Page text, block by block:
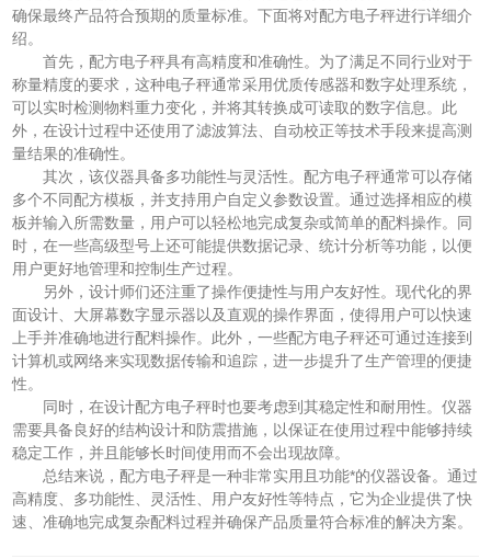
确保最终产品符合预期的质量标准。下面将对配方电子秤进行详细介
绍。
首先，配方电子秤具有高精度和准确性。为了满足不同行业对于
称量精度的要求，这种电子秤通常采用优质传感器和数字处理系统，
可以实时检测物料重力变化，并将其转换成可读取的数字信息。此
外，在设计过程中还使用了滤波算法、自动校正等技术手段来提高测
量结果的准确性。
其次，该仪器具备多功能性与灵活性。配方电子秤通常可以存储
多个不同配方模板，并支持用户自定义参数设置。通过选择相应的模
板并输入所需数量，用户可以轻松地完成复杂或简单的配料操作。同
时，在一些高级型号上还可能提供数据记录、统计分析等功能，以便
用户更好地管理和控制生产过程。
另外，设计师们还注重了操作便捷性与用户友好性。现代化的界
面设计、大屏幕数字显示器以及直观的操作界面，使得用户可以快速
上手并准确地进行配料操作。此外，一些配方电子秤还可通过连接到
计算机或网络来实现数据传输和追踪，进一步提升了生产管理的便捷
性。
同时，在设计配方电子秤时也要考虑到其稳定性和耐用性。仪器
需要具备良好的结构设计和防震措施，以保证在使用过程中能够持续
稳定工作，并且能够长时间使用而不会出现故障。
总结来说，配方电子秤是一种非常实用且功能*的仪器设备。通过
高精度、多功能性、灵活性、用户友好性等特点，它为企业提供了快
速、准确地完成复杂配料过程并确保产品质量符合标准的解决方案。